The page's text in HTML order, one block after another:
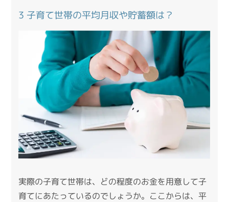
3 子育て世帯の平均月収や貯蓄額は？
実際の子育て世帯は、どの程度のお金を用意して子
育てにあたっているのでしょうか。ここからは、平